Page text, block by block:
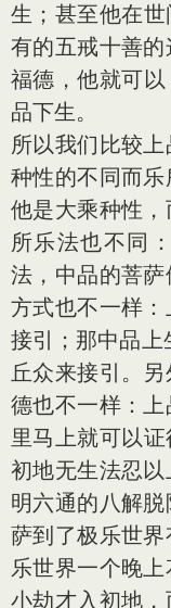
生；甚至他在
有的五戒十善
福德，他就可
品下生。
所以我们比较
种性的不同而
他是大乘种性，
所乐法也不同
法，中品的菩
方式也不一样
接引；那中品上
丘众来接引。
德也不一样：
里马上就可以
初地无生法忍
明六通的八解
萨到了极乐世
乐世界一个晚
小劫才入初地